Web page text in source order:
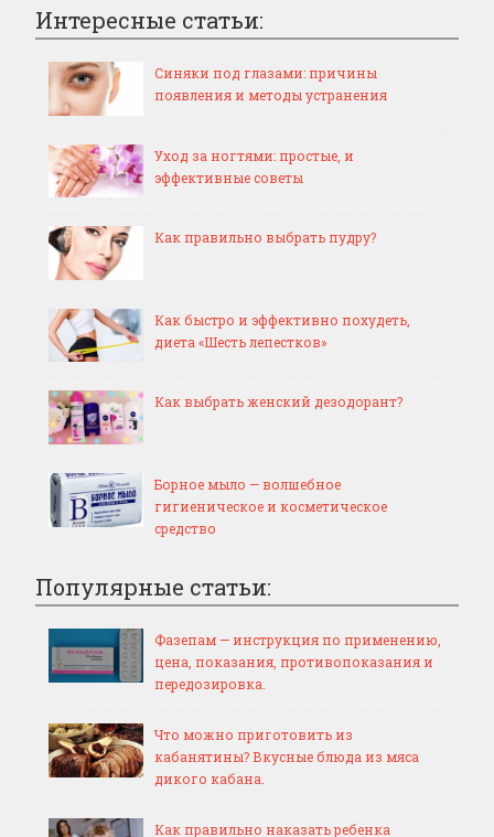
Интересные статьи:
Синяки под глазами: причины
появления и методы устранения
Уход за ногтями: простые, и
эффективные советы
Как правильно выбрать пудру?
Как быстро и эффективно похудеть,
диета «Шесть лепестков»
Как выбрать женский дезодорант?
Борное мыло — волшебное
гигиеническое и косметическое
средство
Популярные статьи:
Фазепам — инструкция по применению,
цена, показания, противопоказания и
передозировка.
Что можно приготовить из
кабанятины? Вкусные блюда из мяса
дикого кабана.
Как правильно наказать ребенка